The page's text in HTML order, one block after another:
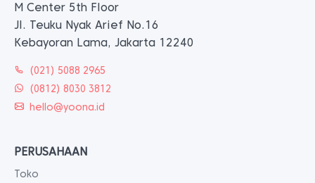
M Center 5th Floor
Jl. Teuku Nyak Arief No.16
Kebayoran Lama, Jakarta 12240
(021) 5088 2965
(0812) 8030 3812
hello@yoona.id
PERUSAHAAN
Toko